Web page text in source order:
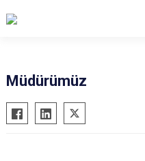
Müdürümüz